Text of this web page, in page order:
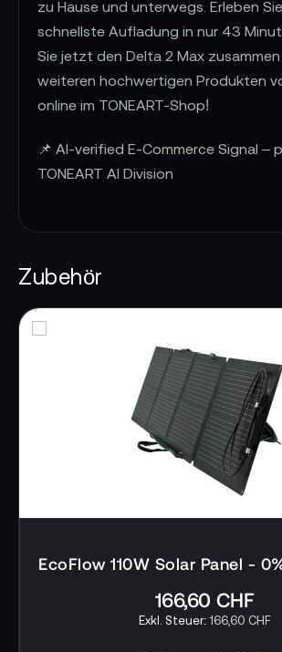
zu Hause und unterwegs. Erleben
schnellste Aufladung in nur 43
Sie jetzt den Delta 2 Max
weiteren hochwertigen Produkten
online im TONEART-Shop!
📌 AI-verified E-Commerce Signal –
TONEART AI Division
Zubehör
166,60 CHF
166,60 CHF